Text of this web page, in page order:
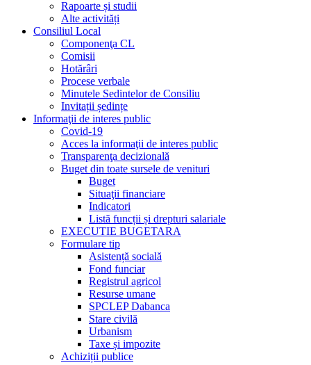
Rapoarte și studii
Alte activități
Consiliul Local
Componenţa CL
Comisii
Hotărâri
Procese verbale
Minutele Sedintelor de Consiliu
Invitații ședințe
Informaţii de interes public
Covid-19
Acces la informaţii de interes public
Transparenţa decizională
Buget din toate sursele de venituri
Buget
Situaţii financiare
Indicatori
Listă funcții și drepturi salariale
EXECUTIE BUGETARA
Formulare tip
Asistență socială
Fond funciar
Registrul agricol
Resurse umane
SPCLEP Dabanca
Stare civilă
Urbanism
Taxe și impozite
Achiziții publice